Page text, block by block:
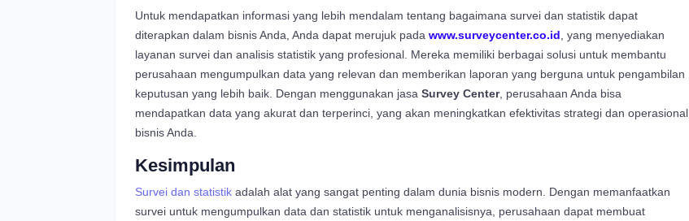
Untuk mendapatkan informasi yang lebih mendalam tentang bagaimana survei dan statistik dapat
diterapkan dalam bisnis Anda, Anda dapat merujuk pada www.surveycenter.co.id , yang menyediakan
layanan survei dan analisis statistik yang profesional. Mereka memiliki berbagai solusi untuk membantu
perusahaan mengumpulkan data yang relevan dan memberikan laporan yang berguna untuk pengambilan
keputusan yang lebih baik. Dengan menggunakan jasa Survey Center, perusahaan Anda bisa
mendapatkan data yang akurat dan terperinci, yang akan meningkatkan efektivitas strategi dan operasional
bisnis Anda.
Kesimpulan
Survei dan statistik adalah alat yang sangat penting dalam dunia bisnis modern. Dengan memanfaatkan
survei untuk mengumpulkan data dan statistik untuk menganalisisnya, perusahaan dapat membuat